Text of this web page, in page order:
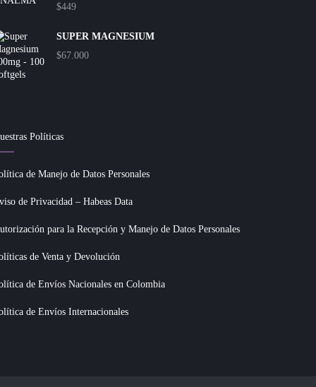
$449
SUPER MAGNESIUM
$67.000
Políticas
de Manejo de Datos Personales
de Privacidad – Habeas Data
para la Recepción y Manejo de Datos Personales
de Venta y Devolución
de Envíos Nacionales en Colombia
de Envíos Internacionales